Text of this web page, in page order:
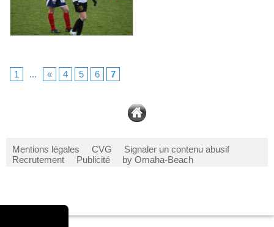
1 ... « 4 5 6 7
Mentions légales CVG
Signaler un contenu abusif
Recrutement
Publicité by Omaha-Beach